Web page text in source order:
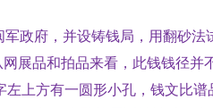
政府，并设铸钱局，用翻砂法
展品和拍品来看，此钱钱径并
左上方有一圆形小孔，钱文比谱